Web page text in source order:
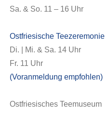
Sa. & So. 11 – 16 Uhr
Ostfriesische Teezeremonie
Di. | Mi. & Sa. 14 Uhr
Fr. 11 Uhr
(Voranmeldung empfohlen)
Ostfriesisches Teemuseum